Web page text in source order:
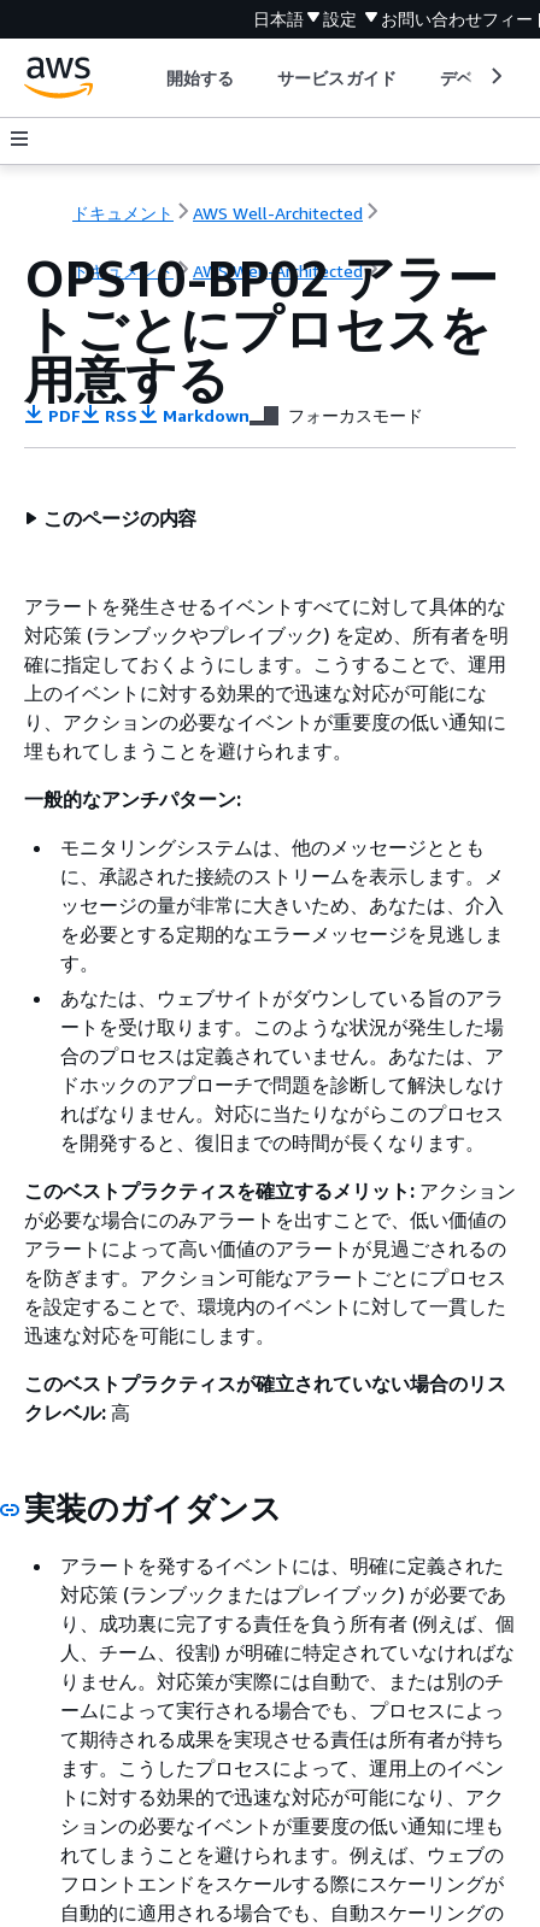
日本語 設定 お問い合わせフィー
開始する サービスガイド デベロッパ
ドキュメント AWS Well-Architected
ドキュメント AWS Well-Architected
OPS10-BP02 アラー
トごとにプロセスを
用意する
PDF RSS Markdown フォーカスモード
このページの内容
アラートを発生させるイベントすべてに対して具体的な
対応策 (ランブックやプレイブック) を定め、所有者を明
確に指定しておくようにします。こうすることで、運用
上のイベントに対する効果的で迅速な対応が可能にな
り、アクションの必要なイベントが重要度の低い通知に
埋もれてしまうことを避けられます。
一般的なアンチパターン:
モニタリングシステムは、他のメッセージととも
に、承認された接続のストリームを表示します。メ
ッセージの量が非常に大きいため、あなたは、介入
を必要とする定期的なエラーメッセージを見逃しま
す。
あなたは、ウェブサイトがダウンしている旨のアラ
ートを受け取ります。このような状況が発生した場
合のプロセスは定義されていません。あなたは、ア
ドホックのアプローチで問題を診断して解決しなけ
ればなりません。対応に当たりながらこのプロセス
を開発すると、復旧までの時間が長くなります。
このベストプラクティスを確立するメリット: アクション
が必要な場合にのみアラートを出すことで、低い価値の
アラートによって高い価値のアラートが見過ごされるの
を防ぎます。アクション可能なアラートごとにプロセス
を設定することで、環境内のイベントに対して一貫した
迅速な対応を可能にします。
このベストプラクティスが確立されていない場合のリス
クレベル: 高
実装のガイダンス
アラートを発するイベントには、明確に定義された
対応策 (ランブックまたはプレイブック) が必要であ
り、成功裏に完了する責任を負う所有者 (例えば、個
人、チーム、役割) が明確に特定されていなければな
りません。対応策が実際には自動で、または別のチ
ームによって実行される場合でも、プロセスによっ
て期待される成果を実現させる責任は所有者が持ち
ます。こうしたプロセスによって、運用上のイベン
トに対する効果的で迅速な対応が可能になり、アク
ションの必要なイベントが重要度の低い通知に埋も
れてしまうことを避けられます。例えば、ウェブの
フロントエンドをスケールする際にスケーリングが
自動的に適用される場合でも、自動スケーリングの